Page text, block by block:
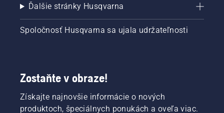
Ďalšie stránky Husqvarna
Spoločnosť Husqvarna sa ujala udržateľnosti
Zostaňte v obraze!
Získajte najnovšie informácie o nových
produktoch, špeciálnych ponukách a oveľa viac.